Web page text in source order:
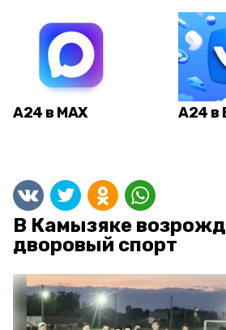
А24 в MAX А24 в
В Камызяке
дворовый спорт